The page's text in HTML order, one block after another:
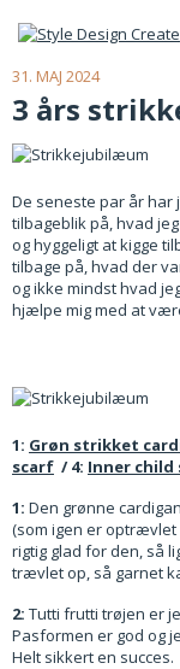
31. MAJ 2024
3 års
De seneste par år har
tilbageblik på, hvad
og hyggeligt at kigge
tilbage på, hvad der
og ikke mindst hvad
hjælpe mig med at
1: Grøn strikket
scarf / 4: Inner child
1: Den grønne
(som igen er
rigtig glad for den, så
trævlet op, så garnet
2: Tutti frutti trøjen er
Pasformen er god og
Helt sikkert en succes.